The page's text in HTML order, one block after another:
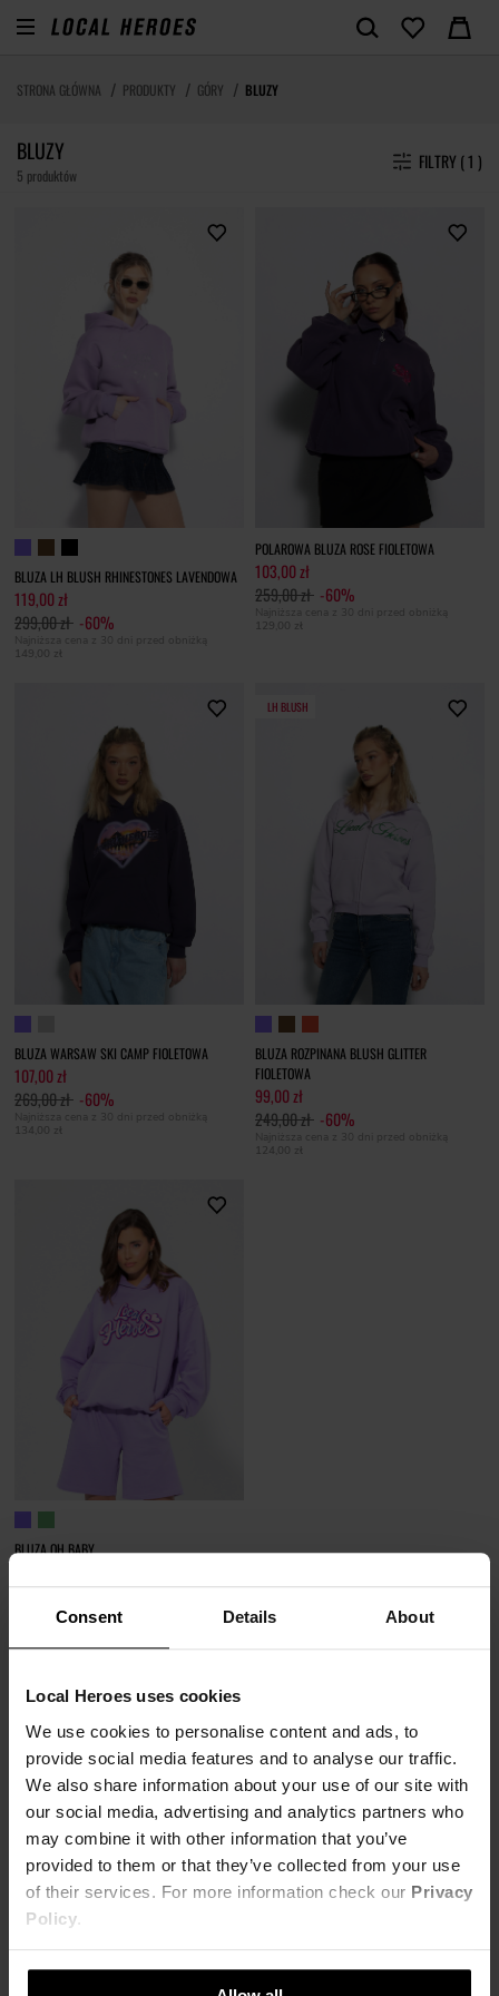
Consent Details About
Local Heroes uses cookies
We use cookies to personalise content and ads, to
provide social media features and to analyse our traffic.
We also share information about your use of our site with
our social media, advertising and analytics partners who
may combine it with other information that you’ve
provided to them or that they’ve collected from your use
of their services. For more information check our Privacy
Policy.
STRONA GŁÓWNA PRODUKTY GÓRY BLUZY
BLUZY
5 produktów
FILTRY ( 1 )
BLUZA LH BLUSH RHINESTONES LAVENDOWA
119,00 zł
299,00 zł -60%
Najniższa cena z 30 dni przed obniżką
149,00 zł
POLAROWA BLUZA ROSE FIOLETOWA
103,00 zł
259,00 zł -60%
Najniższa cena z 30 dni przed obniżką
129,00 zł
BLUZA WARSAW SKI CAMP FIOLETOWA
107,00 zł
269,00 zł -60%
Najniższa cena z 30 dni przed obniżką
134,00 zł
LH BLUSH
BLUZA ROZPINANA BLUSH GLITTER
FIOLETOWA
99,00 zł
249,00 zł -60%
Najniższa cena z 30 dni przed obniżką
124,00 zł
BLUZA OH BABY
289,00 zł -60%
Najniższa cena z 30 dni przed obniżką
144,00 zł
BLUZY - WYGODNE I STYLOWE BLUZY DLA
NIEJ I DLA NIEGO
Wszyscy je uwielbiamy. Nasze szafy są ich pełne i nigdy nie jest ich za wiele. Każda z
Was LH BABE i każdy z z Was LH GUY znajdzie dla siebie ulubiony model. Świetnej